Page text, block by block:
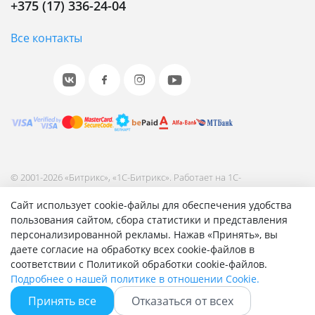
Сайт использует cookie-файлы для обеспечения удобства
пользования сайтом, сбора статистики и представления
персонализированной рекламы. Нажав «Принять», вы
даете согласие на обработку всех cookie-файлов в
соответствии с Политикой обработки cookie-файлов.
Подробнее о нашей политике в отношении Cookie.
Принять все Отказаться от всех
+375 (17) 336-24-04
Все контакты
© 2001-2026 «Битрикс», «1С-Битрикс». Работает на 1С-
Битрикс: Управление сайтом.
Согласие на обработку персональных данных
Отзыв согласия на обработку персональных данных
Политика обработки персональных данных
Соглашение об использовании сайта
Быстро с 1С-Битрикс